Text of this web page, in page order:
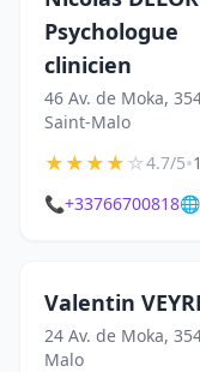
Psychologue
clinicien
46 Av. de Moka,
Saint-Malo
★★★★☆4.7/5•
📞+33766700818🌐
Valentin
24 Av. de Moka,
Malo